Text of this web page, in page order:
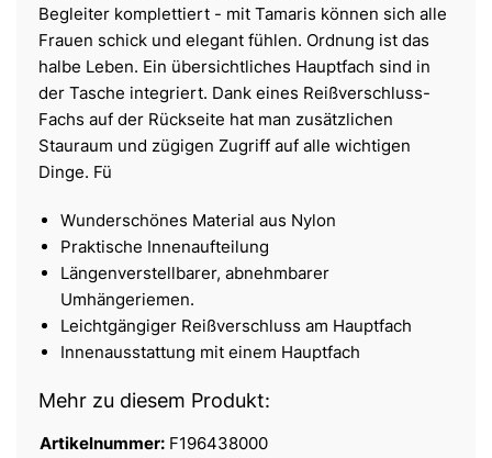
Begleiter komplettiert - mit Tamaris können sich alle
Frauen schick und elegant fühlen. Ordnung ist das
halbe Leben. Ein übersichtliches Hauptfach sind in
der Tasche integriert. Dank eines Reißverschluss-
Fachs auf der Rückseite hat man zusätzlichen
Stauraum und zügigen Zugriff auf alle wichtigen
Dinge. Fü
Wunderschönes Material aus Nylon
Praktische Innenaufteilung
Längenverstellbarer, abnehmbarer
Umhängeriemen.
Leichtgängiger Reißverschluss am Hauptfach
Innenausstattung mit einem Hauptfach
Mehr zu diesem Produkt:
Artikelnummer: F196438000